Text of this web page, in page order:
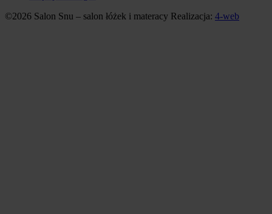
©2026 Salon Snu – salon łóżek i materacy Realizacja: 4-web